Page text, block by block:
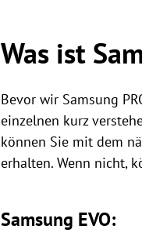
Was ist
Bevor wir Samsung
einzelnen kurz
können Sie mit dem
erhalten. Wenn nicht,
Samsung EVO: